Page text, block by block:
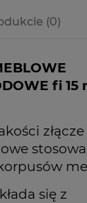
(0)
fi
się z